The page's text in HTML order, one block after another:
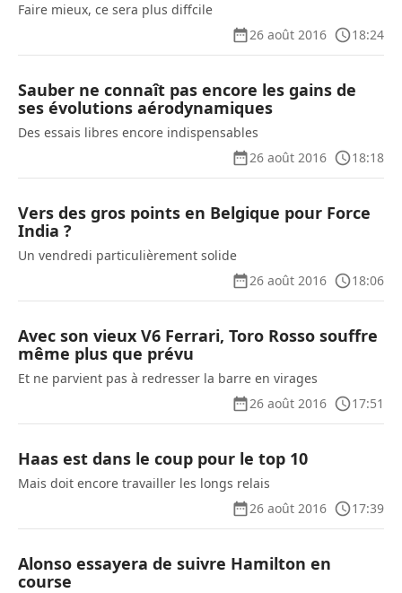
Faire mieux, ce sera plus diffcile
26 août 2016
18:24
Sauber ne connaît pas encore les gains de
ses évolutions aérodynamiques
Des essais libres encore indispensables
26 août 2016
18:18
Vers des gros points en Belgique pour Force
India ?
Un vendredi particulièrement solide
26 août 2016
18:06
Avec son vieux V6 Ferrari, Toro Rosso souffre
même plus que prévu
Et ne parvient pas à redresser la barre en virages
26 août 2016
17:51
Haas est dans le coup pour le top 10
Mais doit encore travailler les longs relais
26 août 2016
17:39
Alonso essayera de suivre Hamilton en
course